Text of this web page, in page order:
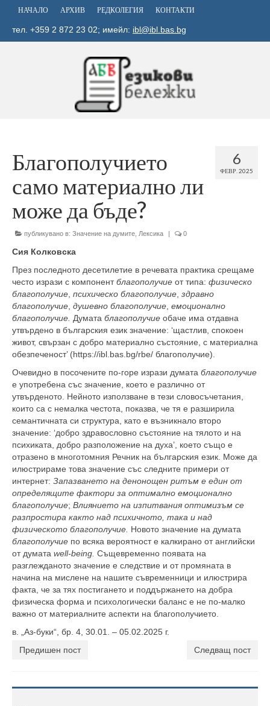
НАЧАЛО АРХИВ РЕДКОЛЕГИЯ КОНТАКТИ
тел. +359 2 872 23 02; имейл: ibl@ibl.bas.bg
6
ФЕВР. 2025
Благополучието
само материално ли
може да бъде?
публикувано в: Значение на думите Лексика | 0
Сия Колковска
През последното десетилетие в речевата практика срещаме
често изрази с компонентблагополучие от типа: физическо
благополучие психическо благополучие здравно
благополучие душевно благополучие емоционално
благополучие. Думата благополучие обаче има отдавна
утвърдено в българския език значение: ‘щастлив, спокоен
живот, свързан с добро материално състояние, с материална
обезпеченост’ (https://ibl.bas.bg/rbe/ благополучие).
Очевидно в посочените по-горе изрази думата благополучие
е употребена със значение, което е различно от
утвърденото. Нейното използване в тези словосъчетания,
които са с немалка честота, показва, че тя е разширила
семантичната си структура, като е възникнало второ
значение: ‘добро здравословно състояние на тялото и на
психиката, добро разположение на духа’, което също е
отразено в многотомния Речник на българския език. Може да
илюстрираме това значение със следните примери от
интернет: Запазването на денонощен ритъм е един от
определящите фактори за оптимално емоционално
благополучие; Влиянието на изпитвания оптимизъм се
разпростира както над психичното, така и над
физическото благополучие. Новото значение на думата
благополучие по всяка вероятност е калкирано от английски
от думата well-being. Същевременно появата на
разглежданото значение е следствие и от промяната в
начина на мислене на нашите съвременници и илюстрира
факта, че за тях постигането и поддържането на добра
физическа форма и психологически баланс е не по-малко
важно от материалните аспекти на благополучието.
в. „Аз-буки“, бр. 4, 30.01. – 05.02.2025 г.
Предишен пост
Следващ пост